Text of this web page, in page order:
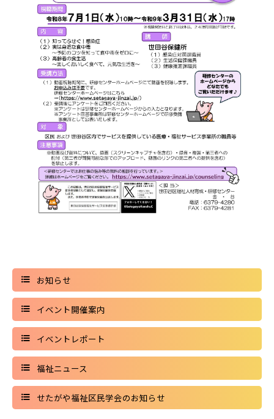
お知らせ
イベント開催案内
イベントレポート
福祉ニュース
せたがや福祉区民学会のお知らせ